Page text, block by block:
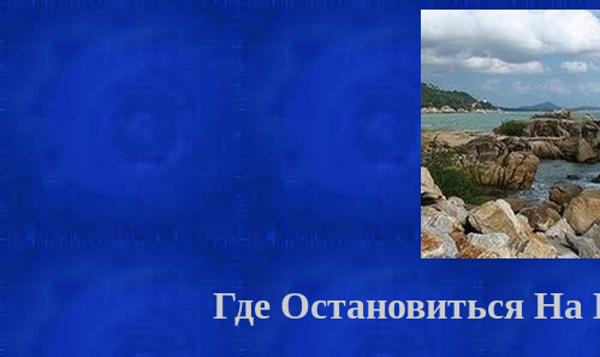
Где Остановиться